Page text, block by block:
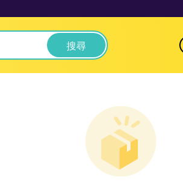
搜尋